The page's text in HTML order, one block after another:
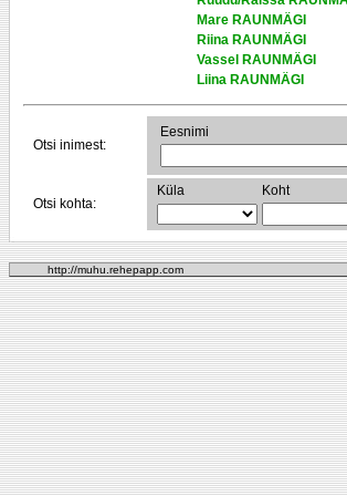
Mare RAUNMÄGI
Riina RAUNMÄGI
Vassel RAUNMÄGI
Liina RAUNMÄGI
Otsi inimest:
Eesnimi
Otsi kohta:
Küla Koht
http://muhu.rehepapp.com